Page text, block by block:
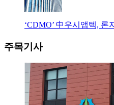
‘CDMO’ 中우시앱텍,
주목기사